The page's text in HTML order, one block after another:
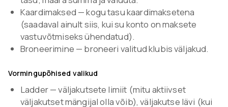
Kaardimaksed — kogu tasu kaardimaksetena
(saadaval ainult siis, kui su konto on maksete
vastuvõtmiseks ühendatud).
Broneerimine — broneeri valitud klubis väljakud.
Vormingupõhised valikud
Ladder — väljakutsete limiit (mitu aktiivset
väljakutset mängijal olla võib), väljakutse lävi (kui